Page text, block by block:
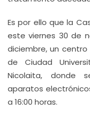
Es por ello que la
este viernes 30 de
diciembre, un
de Ciudad
Nicolaita, donde
aparatos
a 16:00 horas.